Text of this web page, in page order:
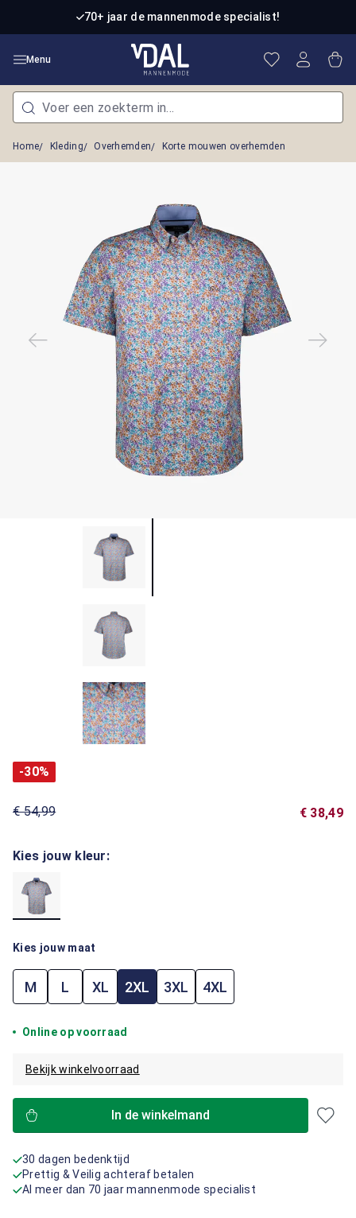
Ga naar de hoofdinhoud70+ jaar de mannenmode specialist!
Menu Je hebt 0
Home Kleding Overhemden Korte mouwen overhemden
-30%
€ 54,99 € 38,49
Kies jouw kleur:
Kies jouw maat
M L XL 2XL 3XL 4XL
Online op voorraad
Bekijk winkelvoorraad
In de winkelmand
30 dagen bedenktijd
Prettig & Veilig achteraf betalen
Al meer dan 70 jaar mannenmode specialist